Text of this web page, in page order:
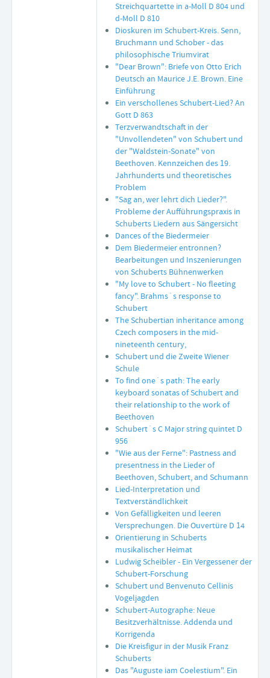
Streichquartette in a-Moll D 804 und
d-Moll D 810
Dioskuren im Schubert-Kreis. Senn,
Bruchmann und Schober - das
philosophische Triumvirat
"Dear Brown": Briefe von Otto Erich
Deutsch an Maurice J.E. Brown. Eine
Einführung
Ein verschollenes Schubert-Lied? An
Gott D 863
Terzverwandtschaft in der
"Unvollendeten" von Schubert und
der "Waldstein-Sonate" von
Beethoven. Kennzeichen des 19.
Jahrhunderts und theoretisches
Problem
"Sag an, wer lehrt dich Lieder?".
Probleme der Aufführungspraxis in
Schuberts Liedern aus Sängersicht
Dances of the Biedermeier
Dem Biedermeier entronnen?
Bearbeitungen und Inszenierungen
von Schuberts Bühnenwerken
"My love to Schubert - No fleeting
fancy". Brahms´s response to
Schubert
The Schubertian inheritance among
Czech composers in the mid-
nineteenth century,
Schubert und die Zweite Wiener
Schule
To find one´s path: The early
keyboard sonatas of Schubert and
their relationship to the work of
Beethoven
Schubert´s C Major string quintet D
956
"Wie aus der Ferne": Pastness and
presentness in the Lieder of
Beethoven, Schubert, and Schumann
Lied-Interpretation und
Textverständlichkeit
Von Gefälligkeiten und leeren
Versprechungen. Die Ouvertüre D 14
Orientierung in Schuberts
musikalischer Heimat
Ludwig Scheibler - Ein Vergessener der
Schubert-Forschung
Schubert und Benvenuto Cellinis
Vogeljagden
Schubert-Autographe: Neue
Besitzverhältnisse. Addenda und
Korrigenda
Die Kreisfigur in der Musik Franz
Schuberts
Das "Auguste iam Coelestium". Ein